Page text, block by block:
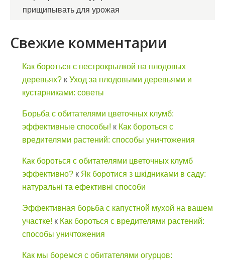
прищипывать для урожая
Свежие комментарии
Как бороться с пестрокрылкой на плодовых
деревьях? к Уход за плодовыми деревьями и
кустарниками: советы
Борьба с обитателями цветочных клумб:
эффективные способы! к Как бороться с
вредителями растений: способы уничтожения
Как бороться с обитателями цветочных клумб
эффективно? к Як боротися з шкідниками в саду:
натуральні та ефективні способи
Эффективная борьба с капустной мухой на вашем
участке! к Как бороться с вредителями растений:
способы уничтожения
Как мы боремся с обитателями огурцов: